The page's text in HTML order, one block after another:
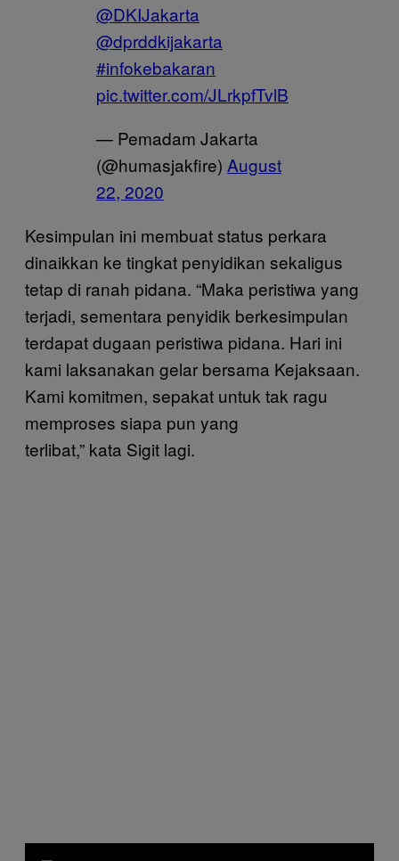
@DKIJakarta
@dprddkijakarta
#infokebakaran
pic.twitter.com/JLrkpfTvlB
— Pemadam Jakarta
(@humasjakfire) August
22, 2020
Kesimpulan ini membuat status perkara
dinaikkan ke tingkat penyidikan sekaligus
tetap di ranah pidana. “Maka peristiwa yang
terjadi, sementara penyidik berkesimpulan
terdapat dugaan peristiwa pidana. Hari ini
kami laksanakan gelar bersama Kejaksaan.
Kami komitmen, sepakat untuk tak ragu
memproses siapa pun yang
terlibat,” kata Sigit lagi.